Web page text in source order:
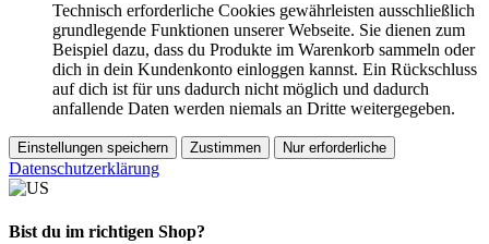
Technisch erforderliche Cookies gewährleisten ausschließlich
grundlegende Funktionen unserer Webseite. Sie dienen zum
Beispiel dazu, dass du Produkte im Warenkorb sammeln oder
dich in dein Kundenkonto einloggen kannst. Ein Rückschluss
auf dich ist für uns dadurch nicht möglich und dadurch
anfallende Daten werden niemals an Dritte weitergegeben.
Einstellungen speichern Zustimmen Nur erforderliche
Datenschutzerklärung
Bist du im richtigen Shop?